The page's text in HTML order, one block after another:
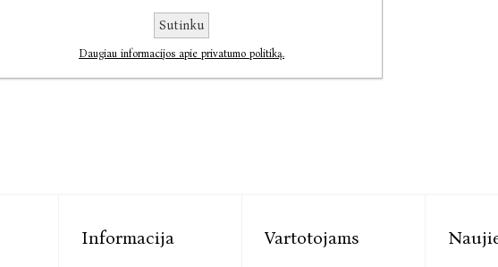
Informacija Vartotojams
Sutinku
Daugiau informacijos apie privatumo politiką.